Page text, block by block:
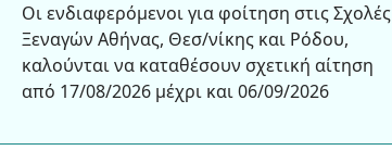
Οι ενδιαφερόμενοι για φοίτηση στις Σχολές
Ξεναγών Αθήνας, Θεσ/νίκης και Ρόδου,
καλούνται να καταθέσουν σχετική αίτηση
από 17/08/2026 μέχρι και 06/09/2026